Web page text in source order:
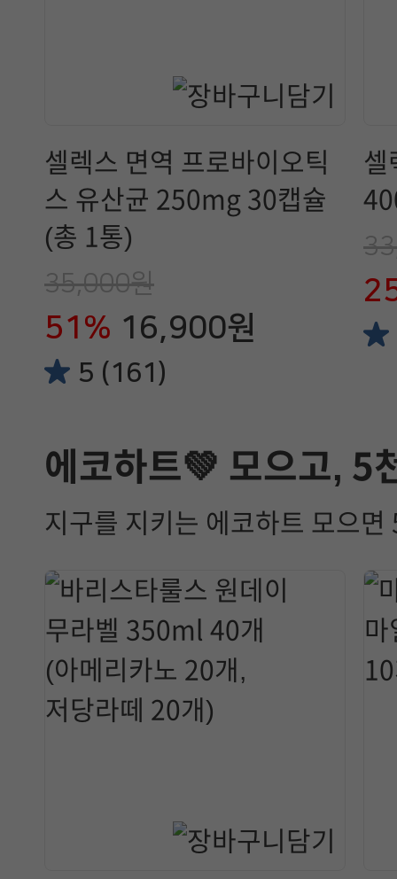
셀렉스 면역 프로바이오틱
스 유산균 250mg 30캡슐
(총 1통)
35,000원
51% 16,900원
5 (161)
셀
에코
지구를 지키는 에코하트 모으